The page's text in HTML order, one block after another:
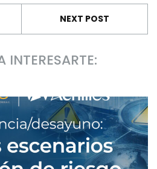
NEXT POST
INTERESARTE: